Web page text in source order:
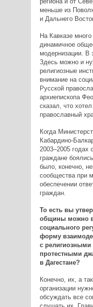
меньше из
и Дальнего
На Кавказе
динамичное
модернизации. В
Здесь можно и
религиозные
внимание на
Русской
архиепископа
сказал, что
православный
Когда
Кабардино-
2003–2005 годах
граждане
было, конечно,
сообщества при
обеспечении
граждан.
То есть вы
общины можно
социального
форму
с
протестными
в Дагестане?
Конечно, их, а
организации
обсуждать все